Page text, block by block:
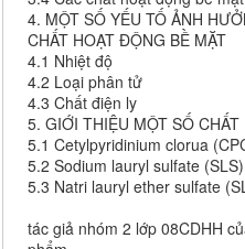
4. MỘT SỐ YẾU TỐ ẢNH
CHẤT HOẠT ĐỘNG BỀ MẶT
4.1 Nhiệt độ
4.2 Loại phân tử
4.3 Chất điện ly
5. GIỚI THIỆU MỘT SỐ
5.1 Cetylpyridinium clorua
5.2 Sodium lauryl sulfate (SLS)
5.3 Natri lauryl ether sulfate
tác giả nhóm 2 lớp 08CDHH